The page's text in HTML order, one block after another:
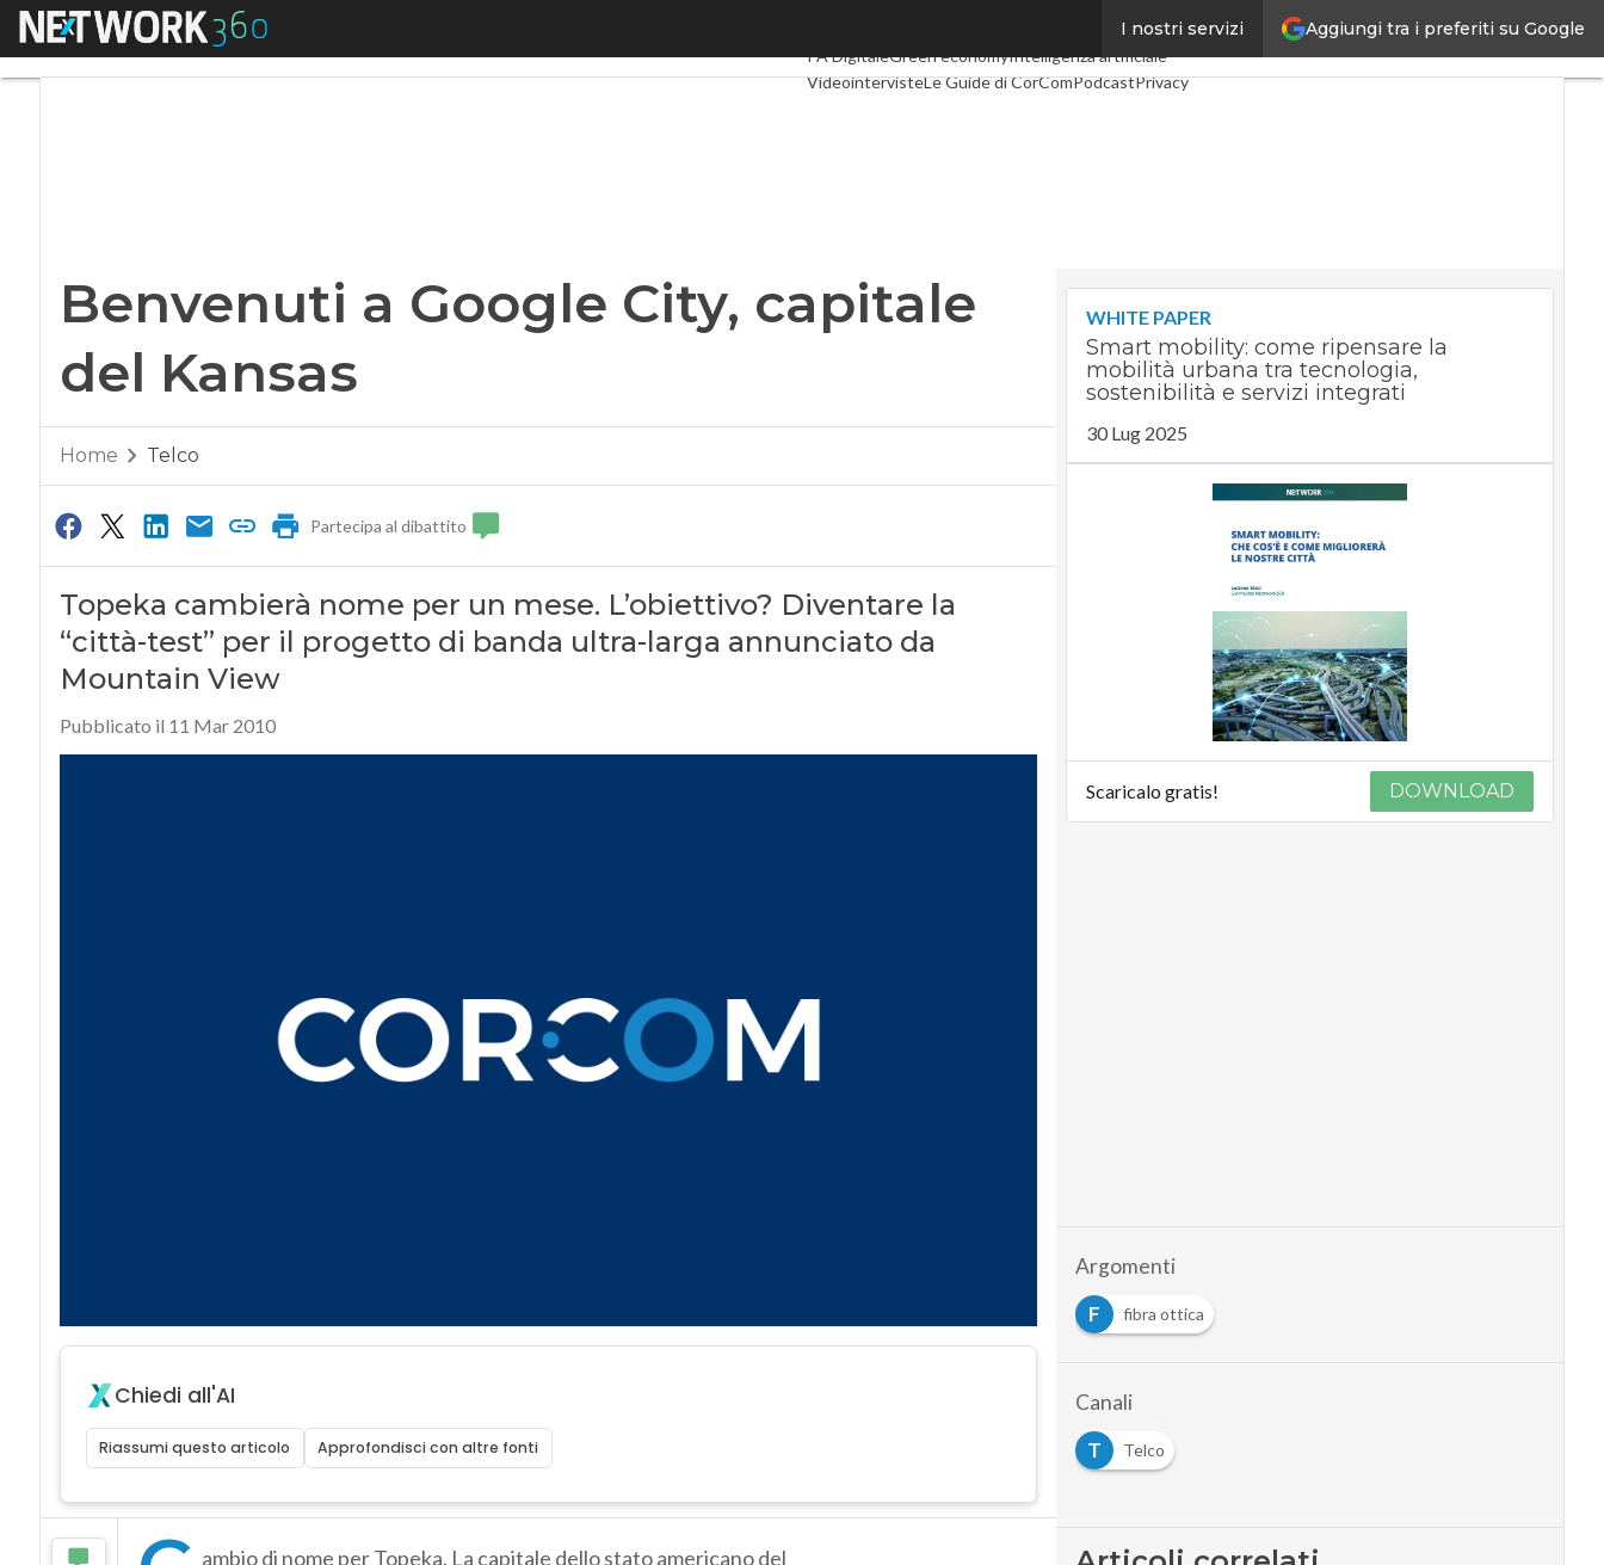
Aggiungi tra i preferiti su Google
I nostri servizi
Menu Industria 4.0SpacEconomy
PA DigitaleGreen economyIntelligenza artificiale
VideointervisteLe Guide di CorComPodcastPrivacy
Benvenuti a Google City, capitale
del Kansas
Home Telco
Partecipa al dibattito
Topeka cambierà nome per un mese. L’obiettivo? Diventare la
“città-test” per il progetto di banda ultra-larga annunciato da
Mountain View
Pubblicato il 11 Mar 2010
Chiedi all'AI
Riassumi questo articolo Approfondisci con altre fonti
ambio di nome per Topeka. La capitale dello stato americano del
WHITE PAPER
Smart mobility: come ripensare la
mobilità urbana tra tecnologia,
sostenibilità e servizi integrati
30 Lug 2025
Scaricalo gratis! DOWNLOAD
Argomenti
F
fibra ottica
Canali
T
Telco